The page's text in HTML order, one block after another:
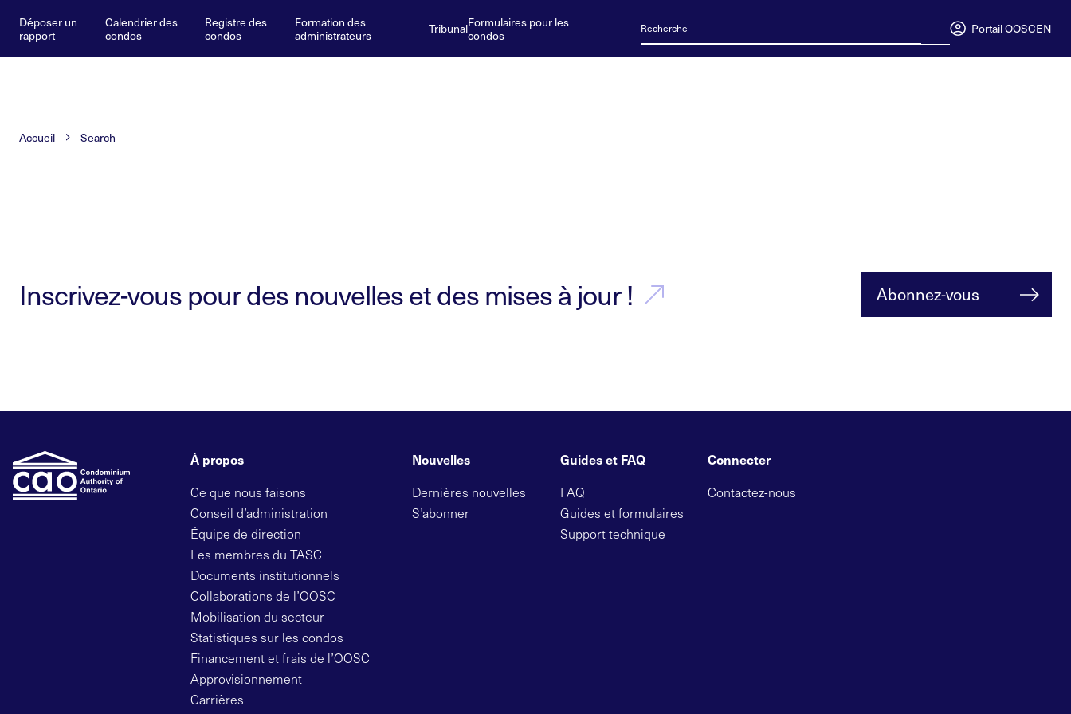
Déposer un
rapport
Calendrier des
condos
Registre des
condos
Formation des
administrateurs
TribunalFormulaires pour les
condos
Portail OOSCEN
Accueil Search
Inscrivez-vous pour des nouvelles et des mises à jour ! Abonnez-vous
À propos
Ce que nous faisons
Conseil d’administration
Équipe de direction
Les membres du TASC
Documents institutionnels
Collaborations de l’OOSC
Mobilisation du secteur
Statistiques sur les condos
Financement et frais de l’OOSC
Approvisionnement
Carrières
Nouvelles
Dernières nouvelles
S’abonner
Guides et FAQ
FAQ
Guides et formulaires
Support technique
Connecter
Contactez-nous